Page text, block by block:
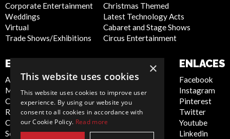
Corporate Entertainment
Weddings
Virtual
Trade Shows/Exhibitions
Christmas Themed
Latest Technology Acts
Cabaret and Stage Shows
Circus Entertainment
EMPRESA
About Us
Meet the Team
Contact Us
Report Abuse
Compliance Statement -
Seafarers
SITIO WEB
Privacy Policy
Cookie Policy
Artist Sign Up
Terms and
Sitemap
ENLACES
Facebook
Instagram
Pinterest
Twitter
Youtube
Linkedin
×
This website uses cookies
This website uses cookies to improve user
experience. By using our website you
consent to all cookies in accordance with
our Cookie Policy. Read more